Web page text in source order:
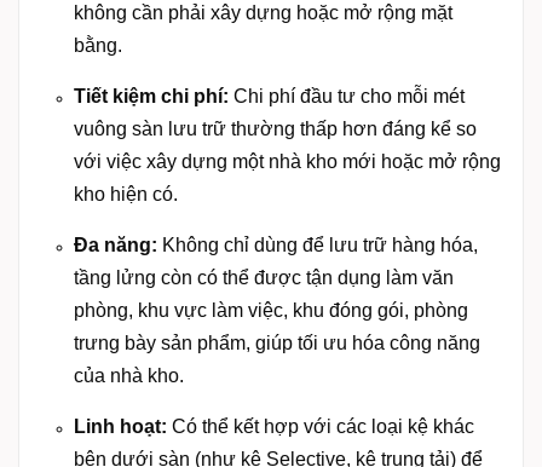
không cần phải xây dựng hoặc mở rộng mặt
bằng.
Tiết kiệm chi phí: Chi phí đầu tư cho mỗi mét
vuông sàn lưu trữ thường thấp hơn đáng kể so
với việc xây dựng một nhà kho mới hoặc mở rộng
kho hiện có.
Đa năng: Không chỉ dùng để lưu trữ hàng hóa,
tầng lửng còn có thể được tận dụng làm văn
phòng, khu vực làm việc, khu đóng gói, phòng
trưng bày sản phẩm, giúp tối ưu hóa công năng
của nhà kho.
Linh hoạt: Có thể kết hợp với các loại kệ khác
bên dưới sàn (như kệ Selective, kệ trung tải) để